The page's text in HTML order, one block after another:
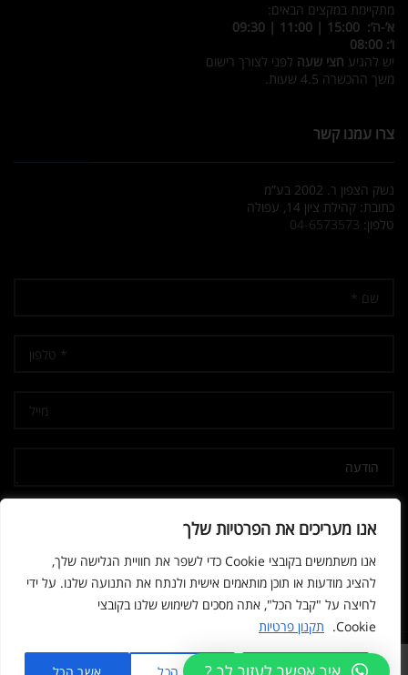
אנו מעריכים את הפרטיות שלך
אנו משתמשים בקובצי Cookie כדי לשפר את חוויית הגלישה שלך,
להציג מודעות או תוכן מותאמים אישית ולנתח את התנועה שלנו. על ידי
לחיצה על "קבל הכל", אתה מסכים לשימוש שלנו בקובצי
Cookie.
תקנון פרטיות
מתקיימת במקצים הבאים:
א’-ה’: 15:00 | 11:00 | 09:30
ו’: 08:00
יש להגיע חצי שעה לפני לצורך רישום
משך ההכשרה 4.5 שעות.
צרו עמנו קשר
נשק הצפון ר. 2002 בע”מ
כתובת: קהילת ציון 14, עפולה
טלפון: 04-6573573
© 2026 נשק הצפון. All rights reserved